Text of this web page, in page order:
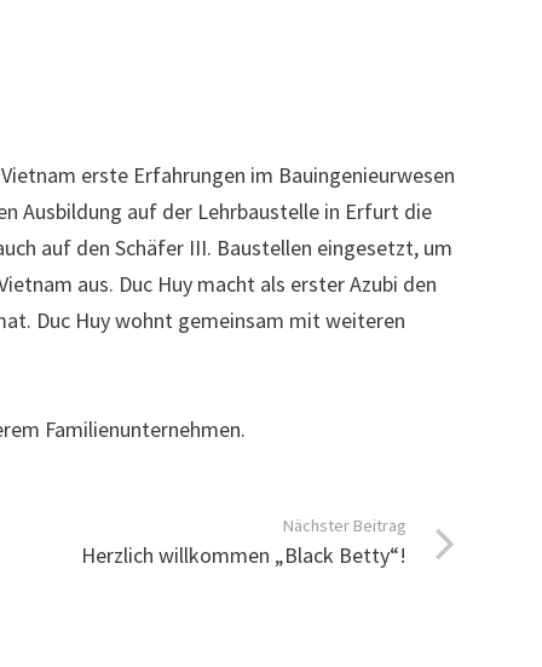
erste Erfahrungen im Bauingenieurwesen
Ausbildung auf der Lehrbaustelle in Erfurt die
auf den Schäfer III. Baustellen eingesetzt, um
aus. Duc Huy macht als erster Azubi den
Duc Huy wohnt gemeinsam mit weiteren
Familienunternehmen.
Nächster Beitrag
Herzlich willkommen „Black Betty“!